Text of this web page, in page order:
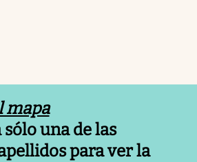
mapa
una de las
para ver la